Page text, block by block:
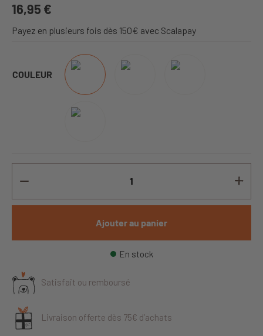
16,95 €
Payez en plusieurs fois dès 150€ avec Scalapay
COULEUR
Ajouter au panier
En stock
Satisfait ou remboursé
Livraison offerte dès 75€ d’achats